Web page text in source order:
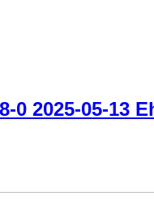
0 2025-05-13